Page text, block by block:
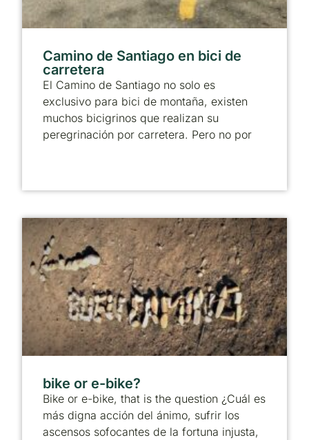
Camino de Santiago en bici de
carretera
El Camino de Santiago no solo es
exclusivo para bici de montaña, existen
muchos bicigrinos que realizan su
peregrinación por carretera. Pero no por
bike or e-bike?
Bike or e-bike, that is the question ¿Cuál es
más digna acción del ánimo, sufrir los
ascensos sofocantes de la fortuna injusta,